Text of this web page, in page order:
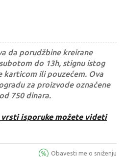
da porudžbine kreirane
do 13h, stignu istog
karticom ili pouzećem. Ova
za proizvode označene
750 dinara.
isporuke možete videti
Obavesti me o sniženju